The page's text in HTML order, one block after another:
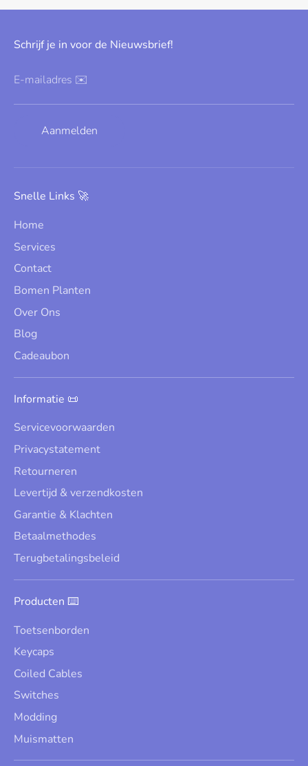
Schrijf je in voor de Nieuwsbrief!
E-mailadres ✉️
Aanmelden
Snelle Links 🚀
Home
Services
Contact
Bomen Planten
Over Ons
Blog
Cadeaubon
Informatie 📜
Servicevoorwaarden
Privacystatement
Retourneren
Levertijd & verzendkosten
Garantie & Klachten
Betaalmethodes
Terugbetalingsbeleid
Producten ⌨️
Toetsenborden
Keycaps
Coiled Cables
Switches
Modding
Muismatten